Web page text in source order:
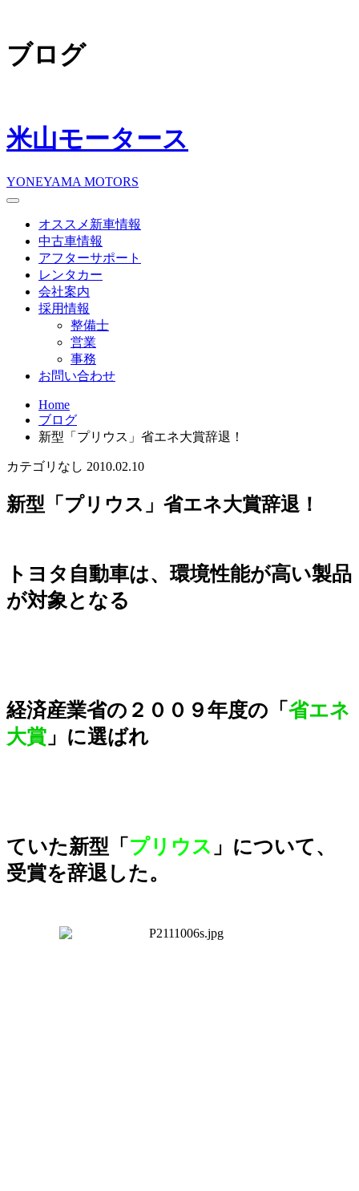
ブログ
米山モータース
YONEYAMA MOTORS
オススメ新車情報
中古車情報
アフターサポート
レンタカー
会社案内
採用情報
整備士
営業
事務
お問い合わせ
Home
ブログ
新型「プリウス」省エネ大賞辞退！
カテゴリなし 2010.02.10
新型「プリウス」省エネ大賞辞退！
トヨタ自動車は、環境性能が高い製品
が対象となる
経済産業省の２００９年度の「 省エネ
大賞 」に選ばれ
ていた新型「 プリウス 」について、
受賞を辞退した。